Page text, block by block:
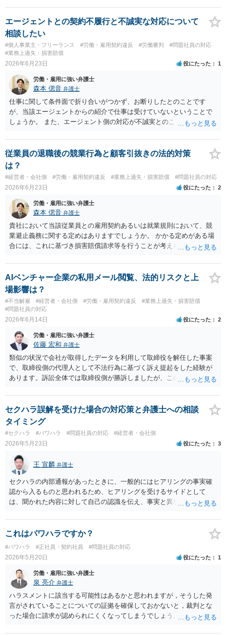
いことは業務命令違反になる可能性はありますが、いきなり懲戒と言
うほどのものでもないので、何度か注意して改善が無ければ、報告に
応じて派遣元会社が懲戒処分を出すかどうかを決めるでしょう。
エージェントとの契約不履行と不誠実な対応について
相談したい
#個人事業主・フリーランス #労働・雇用契約違反 #労働審判
#問題社員の対応
#業務上過失・損害賠償
2026年6月23日 役にたった 1
労働・雇用に強い弁護士
森本 偲音 弁護士
仕事に関して条件面で折り合いがつかず、お断りしたとのことです
が、当該エージェントからの紹介で仕事は受けていないということで
しょうか。 また、エージェント側の対応が不誠実とのことですが、具
ずは最寄りの法律事務所にご相談されてはいかがでしょうか。
従業員の退職後の競業行為と顧客引抜きの法的対策
は？
#経営者・会社側 #労働・雇用契約違反 #業務上過失・損害賠償 #問題社員の対応
2026年6月23日 役にたった 2
労働・雇用に強い弁護士
森本 偲音 弁護士
貴社において当該従業員との雇用契約あるいは就業規則において、競
業避止義務に関する定めはありますでしょうか。 かかる定めがある場
合には、これに基づき損害賠償請求等を行うことが考えられますの
また、当該元従業員が利用した疑いのある貴社の顧客情報や取引情報
等が不正競争防止法上の「営業秘密」に該当する場合には、損害賠償
請求のほか差止請求をする 事が可能です。 「営業秘密」に該当するか
どうかについては、当該情報について①秘密管理性②有用性③非公知
性の３要件を満たす必要がありますので、この点を確認する必要があ
ると考えます。
AIベンチャー企業の私用メール閲覧、法的リスクと上
場影響は？
#不当解雇 #経営者・会社側 #労働・雇用契約違反
#業務上過失・損害賠償
#問題社員の対応
2026年6月14日 役にたった 2
労働・雇用に強い弁護士
佐藤 宏和 弁護士
類似の状況で会社が取得したデータを利用して取締役を解任した事案
で、取締役側の代理人として不法行為に基づく訴え提起をした経験が
あります。訴訟全体では取締役側が勝訴しましたが、この争点に関し
せんが、この種の事案で、必ずしもすべての裁判官が社内ネットワー
クとクラウドシステムの違いを正確に理解しているとは限らず、まし
てや例えばアップル製品のセキュリティの仕組みを専門家が報告書で
説明しても、不正ログインの証拠が十分にない限り、裁判所は「証明
するには至っていない」という理由で主張を退けることがあります。
要するに、不法行為を主張する側が、相手方に不正があったと裁判官
が認める程度の証明が必要で、証拠が十分に揃わず、証明が足りてい
ないと評価されれば主張は退けられます。これは証明責任という訴訟
上のルールで、そのハードルは低くないということです。刑事であれ
ばさらにハードルは高くなります。 IT分野のように高度に技術的な争
点では、証明責任という裁判独特の問題が生じます。当事者が専門的
にあれこれ考えても、裁判独特のルールであっさり片付いてしまうこ
とも珍しくありません。したがって一般的に捉えることは難しく、個
別具体的な事案に応じて検討するしかないでしょう。 他方、会社側の
リスクという観点で見るなら、法的な観点を踏まえて、裁判所が認定
しやすいような結論を意識して、アクセス管理やデータ管理の方法を
検討するべきでしょう。なお、上場審査という観点では個別具体論に
立ち入らずに保守的に見られるので、裁判所以上に、第三者が見て容
易に受け入れ可能な結論を導けるよう、アクセス管理やデータ管理の
方策が求められると思います。
セクハラ誤解を受けた場合の対応策と弁護士への相談
タイミング
#セクハラ #パワハラ #問題社員の対応 #経営者・会社側
2026年5月23日 役にたった 3
王 宣麟 弁護士
セクハラの内部通報があったときに、一般的にはヒアリングの事実確
認から入るものと思われるため、ヒアリングを受けるサイドとして
は、聞かれた内容に対して自己の認識を伝え、事実と異なることに関
会社側でセクハラの事実があったと認定した場合は、単なる警告・指
導だけでなく、懲戒処分等が行われる可能性もありますので、そのよ
うな不利益な処分が行われたタイミングで弁護士の相談されるのが良
いのではないかと思います。
これはパワハラですか？
#パワハラ #正社員・契約社員 #問題社員の対応
2026年5月20日 役にたった 1
労働・雇用に強い弁護士
泉 亮介 弁護士
ハラスメントに該当する可能性はあるかと思われますが，そうした発
言がされていることについての証拠を確保しておかないと，裁判とな
った場合に請求が認められにくくなってしまうでしょう。